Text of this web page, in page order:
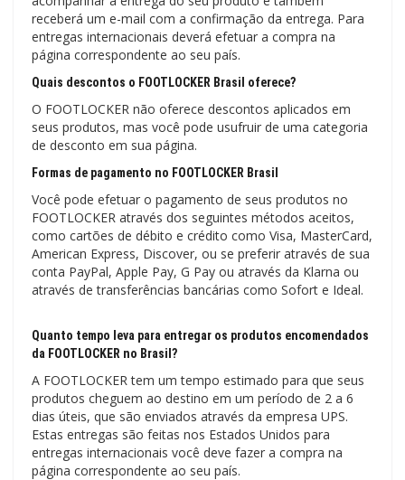
receberá um e-mail com a confirmação da entrega. Para
entregas internacionais deverá efetuar a compra na
página correspondente ao seu país.
Quais descontos o FOOTLOCKER Brasil oferece?
O FOOTLOCKER não oferece descontos aplicados em
seus produtos, mas você pode usufruir de uma categoria
de desconto em sua página.
Formas de pagamento no FOOTLOCKER Brasil
Você pode efetuar o pagamento de seus produtos no
FOOTLOCKER através dos seguintes métodos aceitos,
como cartões de débito e crédito como Visa, MasterCard,
American Express, Discover, ou se preferir através de sua
conta PayPal, Apple Pay, G Pay ou através da Klarna ou
através de transferências bancárias como Sofort e Ideal.
Quanto tempo leva para entregar os produtos encomendados
da FOOTLOCKER no Brasil?
A FOOTLOCKER tem um tempo estimado para que seus
produtos cheguem ao destino em um período de 2 a 6
dias úteis, que são enviados através da empresa UPS.
Estas entregas são feitas nos Estados Unidos para
entregas internacionais você deve fazer a compra na
página correspondente ao seu país.